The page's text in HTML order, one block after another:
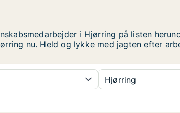
i Hjørring på listen
nu. Held og lykke med jagten efter
Hjørring